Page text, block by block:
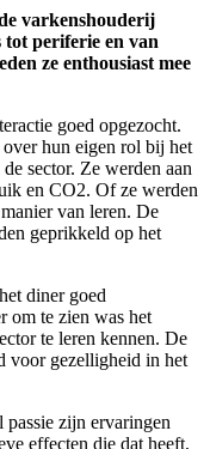
varkenshouderij
tot periferie en van
ze enthousiast mee
goed opgezocht.
hun eigen rol bij het
sector. Ze werden aan
en CO2. Of ze werden
van leren. De
geprikkeld op het
diner goed
om te zien was het
te leren kennen. De
voor gezelligheid in het
zijn ervaringen
effecten die dat heeft,